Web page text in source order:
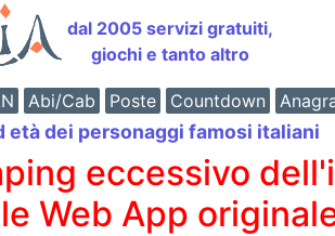
dal 2005 servizi gratuiti,
giochi e tanto altro
Abi/Cab Poste Countdown
età dei personaggi famosi italiani
eccessivo
Web App